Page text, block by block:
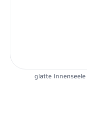
glatte Innenseele